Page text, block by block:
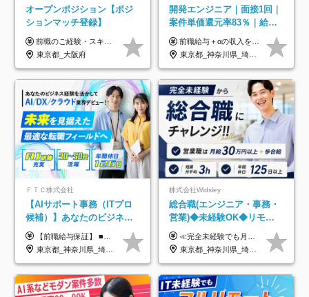
オープンポジション【ポジ
ションマッチ登録】
前職のご経験・スキル等を考慮して決定します。
東京都_大阪府
開発エンジニア｜面接1回｜
案件単価還元率83％｜給与
UP保証｜年休140日｜在宅
利用率9割｜独立支援・副業
制度
前職給与＋αの収入を保証 月給42万円～120万円＋各種手当＋賞与 給与基準が明確かつ高還元です。 一人ひとりが安定した環境のもと、長く活躍できる職場を目指しています。 ※平均年収650万円 ・還元率83％ ・各種手当について 職能手当／職務手当／資格手当／営業手当 など ※前職での経験・能力、給与などを考慮の上、当社規定により優遇いたします ※試用期間あり（3ヶ月／期間中の条件に変動はありません） ※上記金額には固定残業代（78,948円～225,564円/月30時間分）を含みます 超過分は別途全額支給いたします ・年収UPを保証 過去には転職時に〈年収200万円UP〉したエンジニアも在籍しています。入社時だけでなく、入社後も安心の給与水準で働ける環境です。キャリアや技術力が正当に評価されていないと感じていたら、一度面接でお話ししましょう！ 当社では管理職の人数は最低限にし、無駄な管理をしません。その費用削減分を社員の給与に還元しています！
東京都_神奈川県_埼玉県_千葉県_大阪府_愛知県_北海道_青森県_岩手県_宮城県_秋田県_山形県_福島県_茨城県_栃木県_群馬県_新潟県_山梨県_長野県_富山県_石川県_福井県_静岡県_岐阜県_三重県_兵庫県_京都府_滋賀県_奈良県_和歌山県_広島県_岡山県_鳥取県_島根県_山口県_徳島県_香川県_愛媛県_高知県_福岡県_熊本県_佐賀県_長崎県_大分県_宮崎県_鹿児島県_沖縄県
ＦＴＣ株式会社
【AIサポート事務（ITプロ
候補）】あなたのビジネス
経験をAI業界で活かす◆IT
未経験OK◆目指せるコンサ
ル
【前職給与保証】 ■未経験者： 月給30万円～35万円 ■ローキャリア（経験目安1年程度）： 月給35万円～40万円 ■経験者（経験目安3年以上）： 月給40万円～60万円 ■即戦力（経験目安5年以上）： 月給45万円～80万円 ※上記金額には固定残業代30時間分 【未経験者5万5000円～7万3000円、 ローキャリア6万4000円～7万3000円、 経験者5万8000円～10万9000円、 即戦力8万2000円～14万5000円】を含みます。 ※30時間を超える場合は追加で全額支給します。 ※経験・能力・前職給与などを総合的に評価したうえでご納得いただけるよう個別決定。 未経験者の場合、前職給与とポテンシャルを査定のうえ決定いたします。 ※日本国内でのIT業界経験、または同等の実務経験と能力に応じて決定します。 ※前職給与は日本円かつ、日本国内での実績に基づき評価します。 【納得の評価システム】 ★クォーター毎に査定する評価制度導入！ 明確な評価基準で翌年度年収を上げましょう！ ★評価対象期間に在籍中のほとんどの社員が昇給し 年収アップを実現しています！ ★様々なインセンティブ制度を用意し多角的に正当評価しています！ ※試用期間6カ月（期間中の待遇等に差異なし）
東京都_神奈川県_埼玉県_千葉県
株式会社Widsley
総合職(エンジニア・事務・
営業)◆未経験OK◆リモー
トあり◆残業月3h◆服装髪
型自由
≪完全未経験でも月給40万円以上も可能です！≫ -------------- 【1】ITエンジニア 月給26万円～50万円＋プロジェクト手当＋資格手当 【2】IT事務、営業事務 月給26万円～50万円＋プロジェクト手当＋資格手当 ≪【1】【2】共通≫ ★上記給与には固定残業代20時間分(月3万719円～)を含みます。残業が超過した場合は、追加支給します(残業は月平均3時間とほぼ発生しません。残業がなくても、固定残業代は支給されます) ★試用期間6ヵ月あり（期間中は月給23万1000円～。固定残業代20時間分3万719円～を含む／超過分は別途支給） -------------- 【3】SES営業、SaaS営業 月給30万円以上＋インセンティブ＋各種手当 ★上記給与には固定残業代45時間分(月7万6967円～)を含みます。残業が超過した場合は、追加支給します(残業は月平均3時間とほぼ発生しません。残業がなくても、固定残業代は支給されます) ★試用期間6ヵ月あり(期間中も給与や福利厚生は同じです)
東京都_神奈川県_埼玉県_千葉県_大阪府_愛知県_北海道_青森県_岩手県_宮城県_秋田県_山形県_福島県_茨城県_栃木県_群馬県_新潟県_山梨県_長野県_富山県_石川県_福井県_静岡県_岐阜県_三重県_兵庫県_京都府_滋賀県_奈良県_和歌山県_広島県_岡山県_鳥取県_島根県_山口県_徳島県_香川県_愛媛県_高知県_福岡県_熊本県_佐賀県_長崎県_大分県_宮崎県_鹿児島県_沖縄県